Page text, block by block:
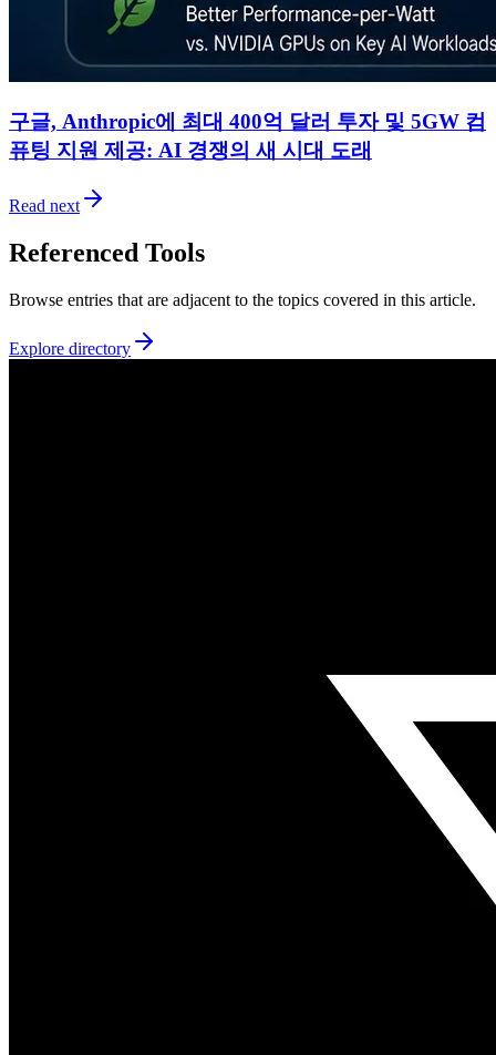
구글, Anthropic에 최대 400억 달러 투자 및 5GW 컴
퓨팅 지원 제공: AI 경쟁의 새 시대 도래
Read next
Referenced Tools
Browse entries that are adjacent to the topics covered in this article.
Explore directory